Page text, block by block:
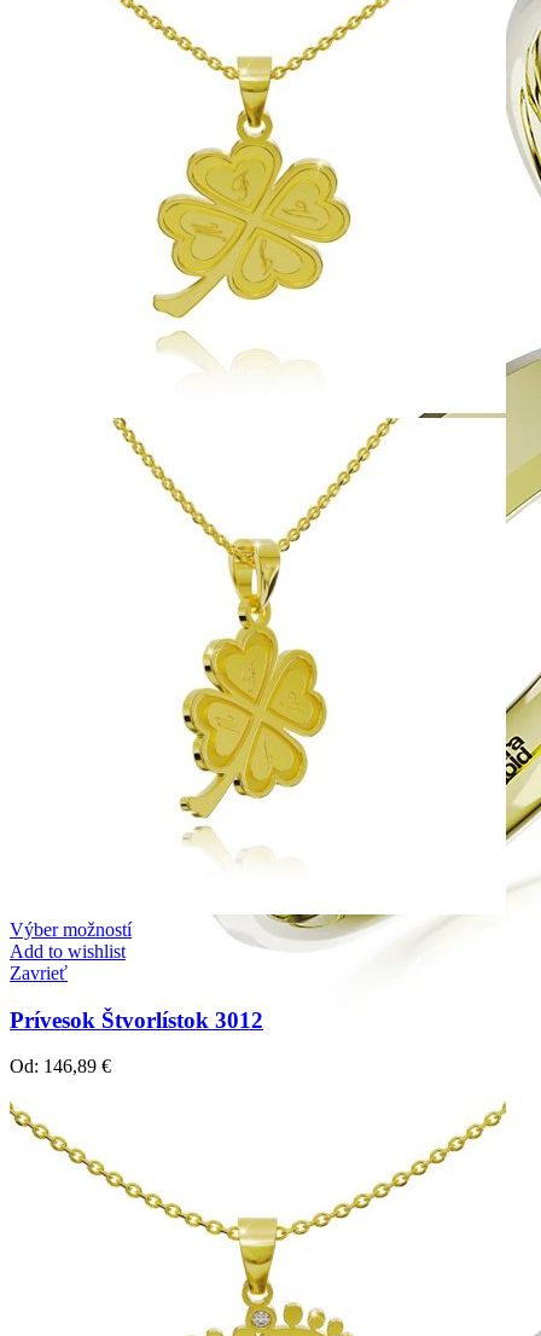
Symphony
Dokonalý lesk tradičného zlata s decentnou iskrou
kamienkov.
Výber možností
Add to wishlist
Zavrieť
Prívesok Štvorlístok 3012
Od: 146,89 €